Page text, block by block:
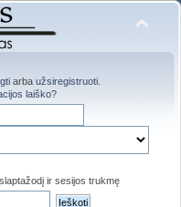
arbaužsiregistruoti
laiško?
ir sesijos trukmę